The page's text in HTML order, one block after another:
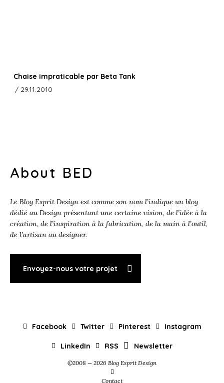
Chaise impraticable par Beta Tank
/ 29.11.2010
About BED
Le Blog Esprit Design est comme son nom l’indique un blog
dédié au Design présentant une certaine vision, de l’idée à la
création, de l’inspiration à la fabrication, de la main à l’outil,
de l’artisan au designer.
Envoyez-nous votre projet
Facebook Twitter Pinterest Instagram
LinkedIn RSS Newsletter
©2008 — 2026 Blog Esprit Design
Contact